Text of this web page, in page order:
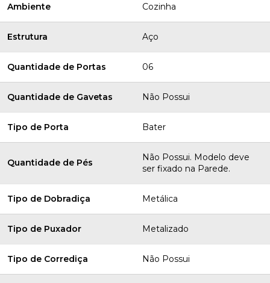
Ambiente Cozinha
Estrutura Aço
Quantidade de Portas 06
Quantidade de Gavetas Não Possui
Tipo de Porta Bater
Quantidade de Pés
Não Possui. Modelo deve
ser fixado na Parede.
Tipo de Dobradiça Metálica
Tipo de Puxador Metalizado
Tipo de Corrediça Não Possui